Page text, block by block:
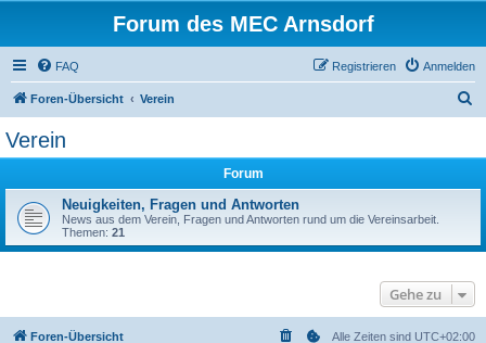
Forum des MEC Arnsdorf
FAQ Anmelden
Registrieren
Foren-Übersicht Verein
Verein
Forum
Neuigkeiten, Fragen und Antworten
News aus dem Verein, Fragen und Antworten rund um die Vereinsarbeit.
Themen: 21
Gehe zu
Foren-Übersicht Alle Zeiten sind UTC+02:00